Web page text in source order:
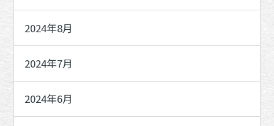
2024年8月
2024年7月
2024年6月